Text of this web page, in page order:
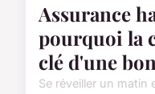
Assurance
pourquoi la
clé d'une
Se réveiller un